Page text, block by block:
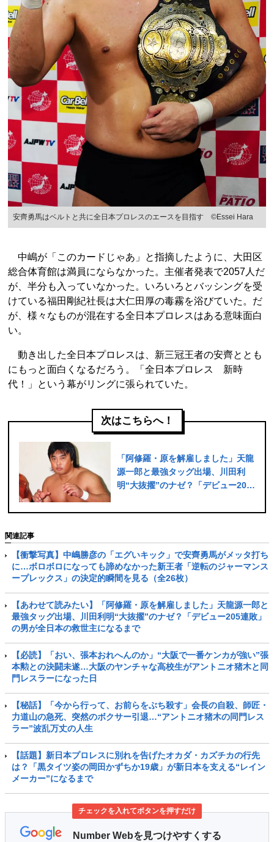
安齊勇馬はベルトと共に全日本プロレスのエースを目指す ©Essei Hara
中嶋が「このカードじゃあ」と指摘したように、大田区
総合体育館は満員にならなかった。主催者発表で2057人だ
が、半分も入っていなかった。いろいろとバッシングを受
けている福田剛紀社長は大仁田厚の毒霧を浴びていた。だ
が、様々なものが混在する全日本プロレスはある意味面白
い。
動き出した全日本プロレスは、新三冠王者の安齊ととも
にもっと面白くなるだろう。「全日本プロレス 新時
代！」という幕がリングに張られていた。
次はこちらへ！
「阿修羅・原を解雇しました」天龍
源一郎と最強タッグ出場、川田利
明“大抜擢”のナゼ？「デビュー205
まで
関連記事
【衝撃写真】中嶋勝彦の「エグいキック」で安齊勇馬がメッタ打ち
に…ボロボロになっても諦めなかった新王者「逆転のジャーマンス
ープレックス」の決定的瞬間を見る（全26枚）
【あわせて読みたい】「阿修羅・原を解雇しました」天龍源一郎と
最強タッグ出場、川田利明“大抜擢”のナゼ？「デビュー205連敗」
の男が全日本の救世主になるまで
【必読】「おい、張本おれへんのか」“大阪で一番ケンカが強い”張
本勲との決闘未遂…大阪のヤンチャな高校生がアントニオ猪木と同
門レスラーになった日
【秘話】「今から行って、お前らをぶち殺す」会長の自殺、師匠・
力道山の急死、突然のボクサー引退…“アントニオ猪木の同門レス
ラー”波乱万丈の人生
【話題】新日本プロレスに別れを告げたオカダ・カズチカの行先
は？「黒タイツ姿の岡田かずちか19歳」が新日本を支える“レイン
メーカー”になるまで
チェックを入れてボタンを押すだけ
Number Webを見つけやすくする